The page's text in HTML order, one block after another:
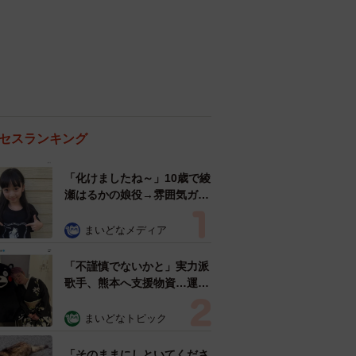
スランキング
「化けましたね～」10歳で綾
瀬はるかの娘役→雰囲気ガラ
雰囲気が」「宝塚に入れそ
まいどなメディア
「不謹慎でないかと」実力派
歌手、熊本へ支援物資…運搬
めらい 「痛いほど伝わる」
まいどなトピック